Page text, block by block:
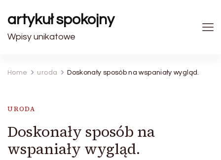
artykuł spokojny
Wpisy unikatowe
Home uroda Doskonały sposób na wspaniały wygląd.
URODA
Doskonały sposób na
wspaniały wygląd.